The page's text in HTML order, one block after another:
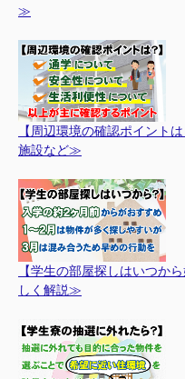
≫
【周辺環境の確認ポイント
施設など≫
【学生の部屋探しはいつか
しく解説≫